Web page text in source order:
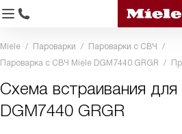
Miele Пароварки
Пароварки с СВЧ
Пароварка с СВЧ Miele DGM7440 GRGR
Схема встраивания
DGM7440 GRGR